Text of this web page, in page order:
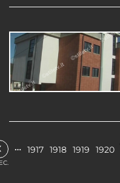
… 1917 1918 1919 1920